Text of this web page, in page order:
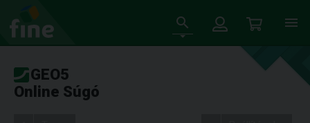
GEO5
Online Súgó